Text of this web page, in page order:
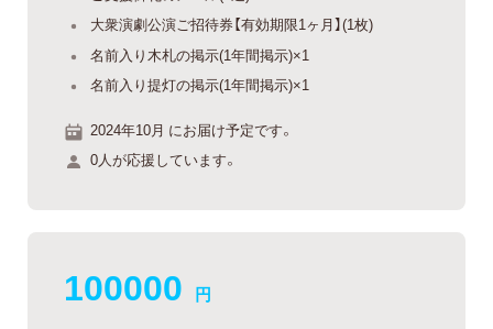
大衆演劇公演ご招待券【有効期限1ヶ月】(1枚)
名前入り木札の掲示(1年間掲示)×1
名前入り提灯の掲示(1年間掲示)×1
2024年10月 にお届け予定です。
0人が応援しています。
100000 円